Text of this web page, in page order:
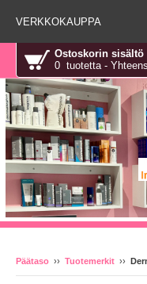
VERKKOKAUPPA
Ostoskorin sisältö
0 tuotetta -
Päätaso ›› Tuotemerkit ››